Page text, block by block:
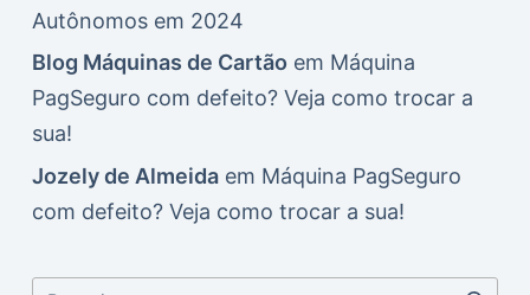
Autônomos em 2024
Blog Máquinas de Cartão em Máquina
PagSeguro com defeito? Veja como trocar a
sua!
Jozely de Almeidaem Máquina PagSeguro
com defeito? Veja como trocar a sua!